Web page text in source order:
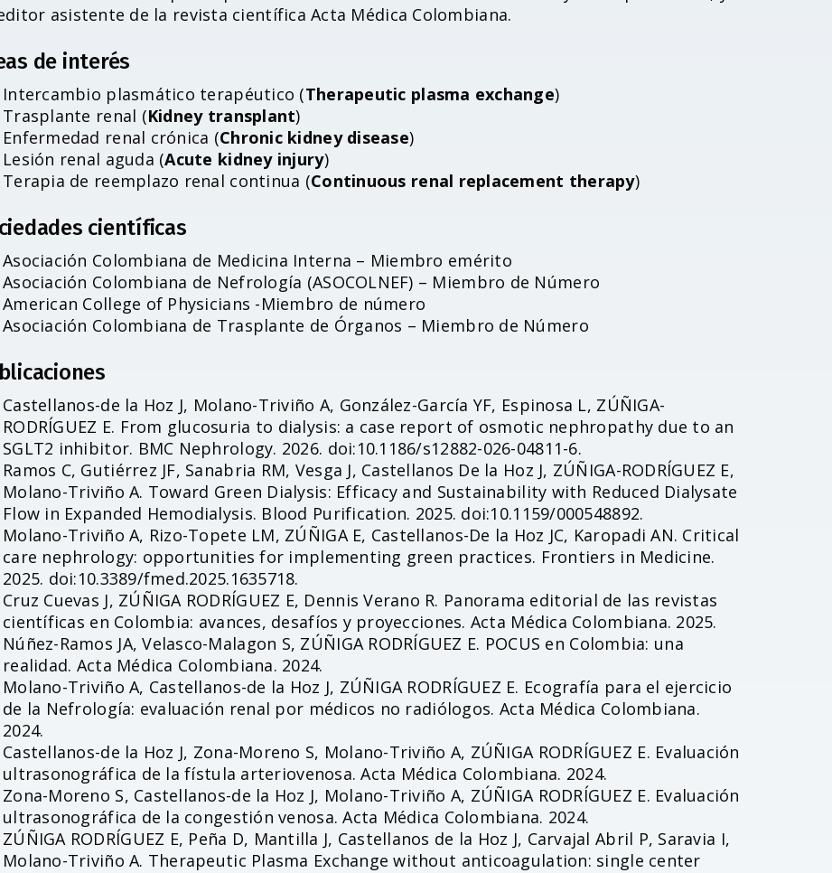
asistente de la revista científica Acta Médica Colombiana.
de interés
Intercambio plasmático terapéutico (Therapeutic plasma exchange)
Trasplante renal (Kidney transplant)
Enfermedad renal crónica (Chronic kidney disease)
Lesión renal aguda (Acute kidney injury)
Terapia de reemplazo renal continua (Continuous renal replacement therapy)
científicas
Asociación Colombiana de Medicina Interna – Miembro emérito
Asociación Colombiana de Nefrología (ASOCOLNEF) – Miembro de Número
American College of Physicians -Miembro de número
Asociación Colombiana de Trasplante de Órganos – Miembro de Número
Castellanos-de la Hoz J, Molano-Triviño A, González-García YF, Espinosa L, ZÚÑIGA-
RODRÍGUEZ E. From glucosuria to dialysis: a case report of osmotic nephropathy due to an
SGLT2 inhibitor. BMC Nephrology. 2026. doi:10.1186/s12882-026-04811-6.
Ramos C, Gutiérrez JF, Sanabria RM, Vesga J, Castellanos De la Hoz J, ZÚÑIGA-RODRÍGUEZ E,
Molano-Triviño A. Toward Green Dialysis: Efficacy and Sustainability with Reduced Dialysate
Flow in Expanded Hemodialysis. Blood Purification. 2025. doi:10.1159/000548892.
Molano-Triviño A, Rizo-Topete LM, ZÚÑIGA E, Castellanos-De la Hoz JC, Karopadi AN. Critical
care nephrology: opportunities for implementing green practices. Frontiers in Medicine.
2025. doi:10.3389/fmed.2025.1635718.
Cruz Cuevas J, ZÚÑIGA RODRÍGUEZ E, Dennis Verano R. Panorama editorial de las revistas
científicas en Colombia: avances, desafíos y proyecciones. Acta Médica Colombiana. 2025.
Núñez-Ramos JA, Velasco-Malagon S, ZÚÑIGA RODRÍGUEZ E. POCUS en Colombia: una
realidad. Acta Médica Colombiana. 2024.
Molano-Triviño A, Castellanos-de la Hoz J, ZÚÑIGA RODRÍGUEZ E. Ecografía para el ejercicio
de la Nefrología: evaluación renal por médicos no radiólogos. Acta Médica Colombiana.
2024.
Castellanos-de la Hoz J, Zona-Moreno S, Molano-Triviño A, ZÚÑIGA RODRÍGUEZ E. Evaluación
ultrasonográfica de la fístula arteriovenosa. Acta Médica Colombiana. 2024.
Zona-Moreno S, Castellanos-de la Hoz J, Molano-Triviño A, ZÚÑIGA RODRÍGUEZ E. Evaluación
ultrasonográfica de la congestión venosa. Acta Médica Colombiana. 2024.
ZÚÑIGA RODRÍGUEZ E, Peña D, Mantilla J, Castellanos de la Hoz J, Carvajal Abril P, Saravia I,
Molano-Triviño A. Therapeutic Plasma Exchange without anticoagulation: single center